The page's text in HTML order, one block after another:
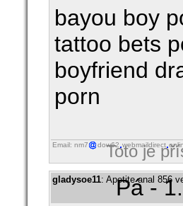
bayou boy
tattoo bets
boyfriend
porn
Email: nm7 dow62 webmaildirect
Toto je
gladysoe11: Apetite anal 856
Pá -